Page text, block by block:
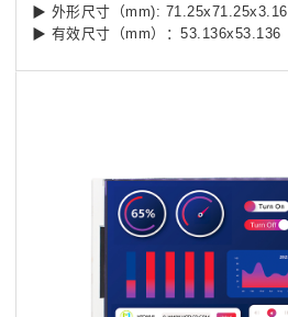
▶ 外形尺寸（mm): 71.25x71.25x3.16
▶ 有效尺寸（mm）：53.136x53.136